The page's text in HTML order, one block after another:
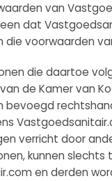
van
dat
die voorwaarden
die daartoe
de Kamer van
bevoegd
verricht door
kunnen slechts
en derden